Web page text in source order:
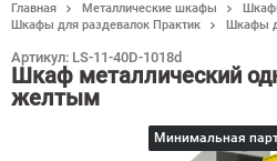
Главная Металлические шкафы
Шкафы для раздевалок Практик
Шкафы
Шкаф металлический
желтым
Артикул: LS-11-40D-1018d
Минимальная